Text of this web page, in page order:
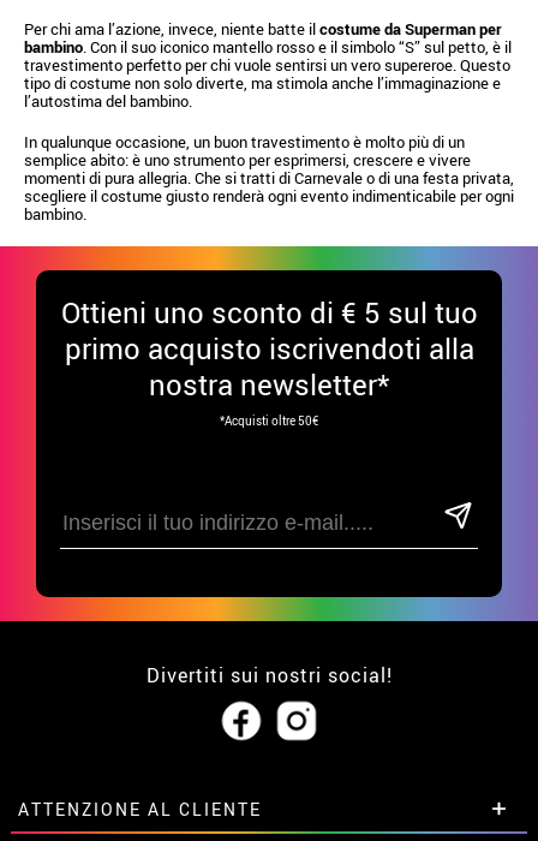
Per chi ama l’azione, invece, niente batte ilcostume da Superman per
bambino. Con il suo iconico mantello rosso e il simbolo “S” sul petto, è il
travestimento perfetto per chi vuole sentirsi un vero supereroe. Questo
tipo di costume non solo diverte, ma stimola anche l’immaginazione e
l’autostima del bambino.
In qualunque occasione, un buon travestimento è molto più di un
semplice abito: è uno strumento per esprimersi, crescere e vivere
momenti di pura allegria. Che si tratti di Carnevale o di una festa privata,
scegliere il costume giusto renderà ogni evento indimenticabile per ogni
bambino.
Ottieni uno sconto di € 5 sul tuo
primo acquisto iscrivendoti alla
nostra newsletter*
*Acquisti oltre 50€
Divertiti sui nostri social!
ATTENZIONE AL CLIENTE